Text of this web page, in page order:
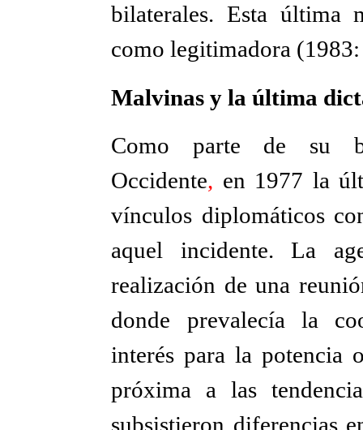
bilaterales. Esta última
como legitimadora
Malvinas y la última
Como parte de su
Occidente, en 1977 la
vínculos diplomáticos
aquel incidente. La
realización de una
donde prevalecía la
interés para la potencia
próxima a las
subsistieron diferencias